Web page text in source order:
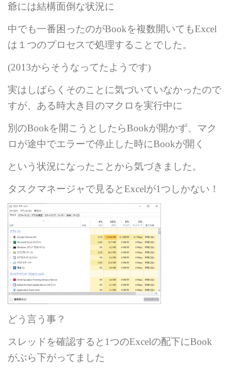
爺には結構面倒な状況に
中でも一番困ったのがBookを複数開いてもExcel
は１つのプロセスで処理することでした。
(2013からそうなってたようです)
実はしばらくそのことに気づいていなかったので
すが、ある時大き目のマクロを実行中に
別のBookを開こうとしたらBookが開かず、マク
ロが途中でエラーで停止した時にBookが開く
という状況になったことから気づきました。
タスクマネージャで見るとExcelが1つしかない！
どう言う事？
スレッドを確認すると 1 つのExcelの配下にBook
がぶら下がってました